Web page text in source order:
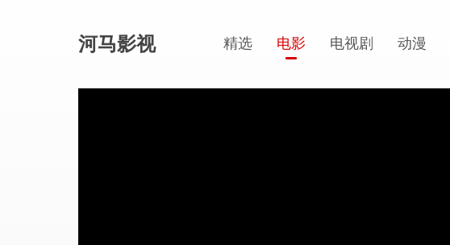
河马影视 精选 电影 电视剧 动漫